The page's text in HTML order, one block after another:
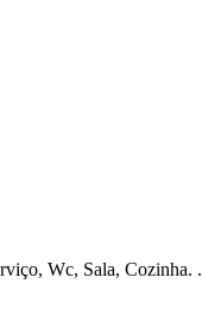
Wc, Sala, Cozinha. .